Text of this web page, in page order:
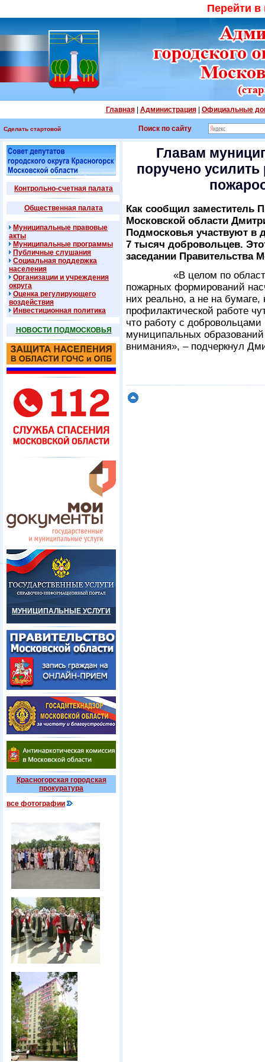
Перейти
Главная| Администрация| Официальные
Сделать стартовой Поиск по сайту
Контрольно-счетная палата
Общественная палата
Муниципальные правовые
акты
Муниципальные программы
Публичные слушания
Социальная поддержка
населения
Организации и учреждения
округа
Оценка регулирующего
воздействия
Инвестиционная политика
НОВОСТИ ПОДМОСКОВЬЯ
МУНИЦИПАЛЬНЫЕ УСЛУГИ
Красногорская городская
прокуратура
все фотографии
Главам
поручено
Как сообщил заместитель
Московской области
Подмосковья участвуют в
7 тысяч добровольцев.
заседании Правительства
«В целом по области
пожарных формирований
них реально, а не на
профилактической работе
что работу с
муниципальных
внимания», – подчеркнул